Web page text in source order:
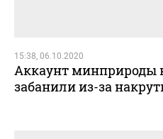
15:38, 06.10.2020
Аккаунт минприроды
забанили из-за